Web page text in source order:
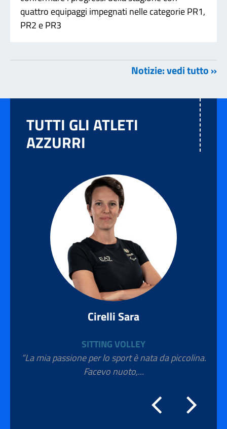
quattro equipaggi impegnati nelle categorie PR1,
PR2 e PR3
Notizie: vedi tutto »
TUTTI GLI ATLETI
AZZURRI
Cirelli Sara
SITTING VOLLEY
“La mia passione per lo sport è nata da piccolina.
Facevo nuoto,...